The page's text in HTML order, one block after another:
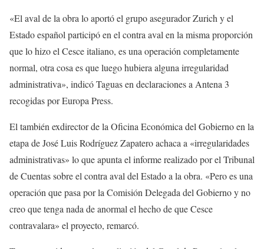
«El aval de la obra lo aportó el grupo asegurador Zurich y el
Estado español participó en el contra aval en la misma proporción
que lo hizo el Cesce italiano, es una operación completamente
normal, otra cosa es que luego hubiera alguna irregularidad
administrativa», indicó Taguas en declaraciones a Antena 3
recogidas por Europa Press.
El también exdirector de la Oficina Económica del Gobierno en la
etapa de José Luis Rodríguez Zapatero achaca a «irregularidades
administrativas» lo que apunta el informe realizado por el Tribunal
de Cuentas sobre el contra aval del Estado a la obra. «Pero es una
operación que pasa por la Comisión Delegada del Gobierno y no
creo que tenga nada de anormal el hecho de que Cesce
contravalara» el proyecto, remarcó.